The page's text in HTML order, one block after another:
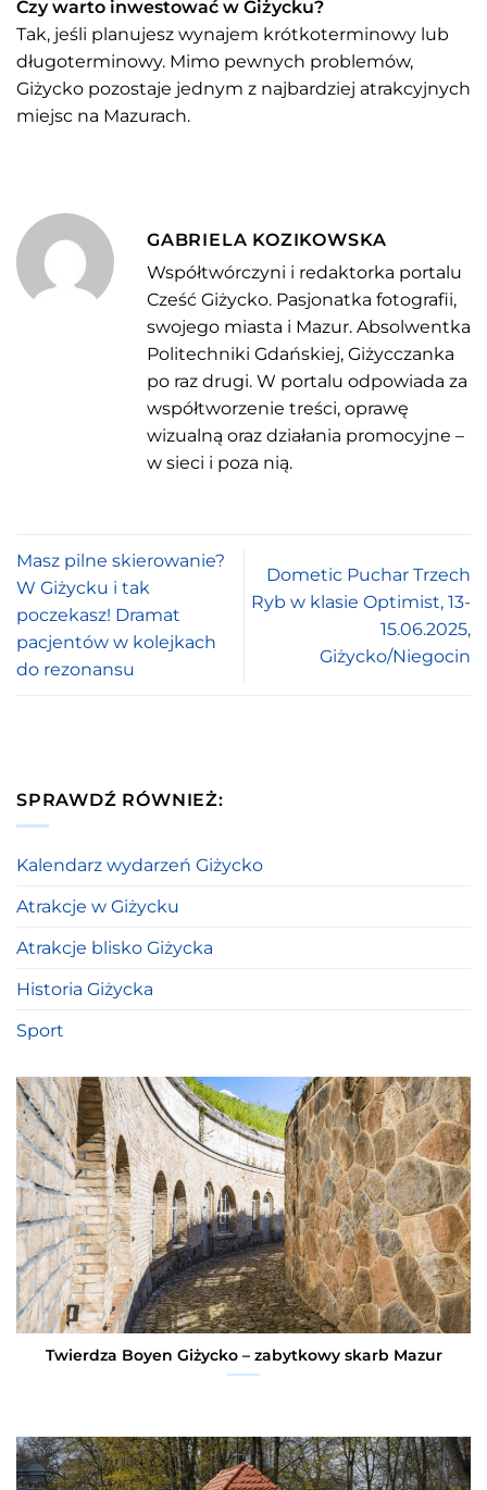
Czy warto inwestować w Giżycku?
Tak, jeśli planujesz wynajem krótkoterminowy lub
długoterminowy. Mimo pewnych problemów,
Giżycko pozostaje jednym z najbardziej atrakcyjnych
miejsc na Mazurach.
GABRIELA KOZIKOWSKA
Współtwórczyni i redaktorka portalu
Cześć Giżycko. Pasjonatka fotografii,
swojego miasta i Mazur. Absolwentka
Politechniki Gdańskiej, Giżycczanka
po raz drugi. W portalu odpowiada za
współtworzenie treści, oprawę
wizualną oraz działania promocyjne –
w sieci i poza nią.
Masz pilne skierowanie?
W Giżycku i tak
poczekasz! Dramat
pacjentów w kolejkach
do rezonansu
Dometic Puchar Trzech
Ryb w klasie Optimist, 13-
15.06.2025,
Giżycko/Niegocin
SPRAWDŹ RÓWNIEŻ:
Kalendarz wydarzeń Giżycko
Atrakcje w Giżycku
Atrakcje blisko Giżycka
Historia Giżycka
Sport
Twierdza Boyen Giżycko – zabytkowy skarb Mazur